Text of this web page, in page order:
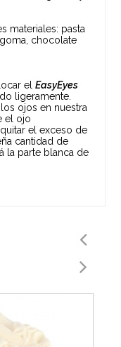
materiales: pasta
chocolate
elEasyEyes
ligeramente.
ojos en nuestra
el ojo
el exceso de
cantidad de
la parte blanca de